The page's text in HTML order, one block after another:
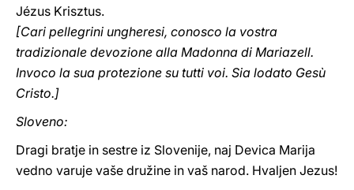
Jézus Krisztus.
[Cari pellegrini ungheresi, conosco la vostra
tradizionale devozione alla Madonna di Mariazell.
Invoco la sua protezione su tutti voi. Sia lodato Gesù
Cristo.]
Sloveno:
Dragi bratje in sestre iz Slovenije, naj Devica Marija
vedno varuje vaše družine in vaš narod. Hvaljen Jezus!